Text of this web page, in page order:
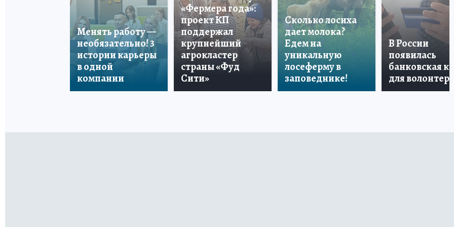
Менять работу —
необязательно! 3
истории карьеры
в одной
компании
«Фермера года»:
проект КП
поддержал
крупнейший
агрокластер
страны «Фуд
Сити»
Сколько лосиха
дает молока?
Едем на
уникальную
лосеферму в
заповеднике!
В России
появилась
банковская
для волонтеров